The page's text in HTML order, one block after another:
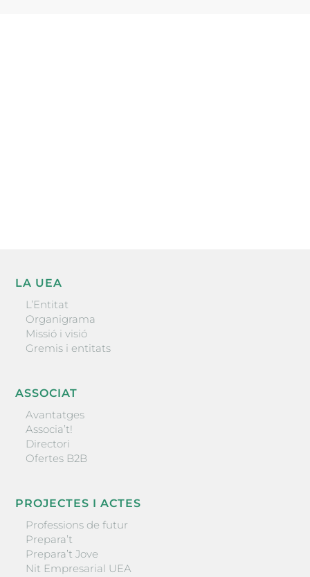
LA UEA
L’Entitat
Organigrama
Missió i visió
Gremis i entitats
ASSOCIAT
Avantatges
Associa’t!
Directori
Ofertes B2B
PROJECTES I ACTES
Professions de futur
Prepara’t
Prepara’t Jove
Nit Empresarial UEA